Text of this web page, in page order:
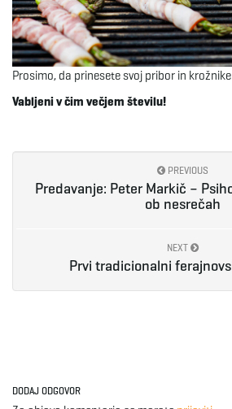
Prosimo, da prinesete svoj pribor in
Vabljeni v čim večjem številu!
PREVIOUS
Predavanje: Peter Markič –
ob nesrečah
NEXT
Prvi tradicionalni
DODAJ ODGOVOR